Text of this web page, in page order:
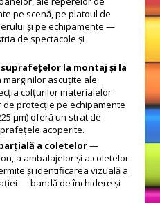
pe scenă, pe platoul de
și pe echipamente —
de spectacole și
la montaj și la
ascuțite ale
colțurilor materialelor
protecție pe echipamente
μm) oferă un strat de
acoperite.
a coletelor—
a ambalajelor și a coletelor
și identificarea vizuală a
— bandă de închidere și